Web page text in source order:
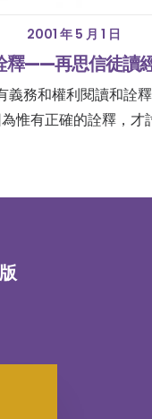
2001 年 5 月 1 日
釋——再思信徒讀
義務和權利閱讀和詮
惟有正確的詮釋，才